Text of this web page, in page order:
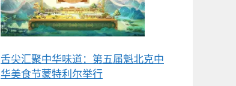
舌尖汇聚中华味道：第五届魁北克中
华美食节蒙特利尔举行